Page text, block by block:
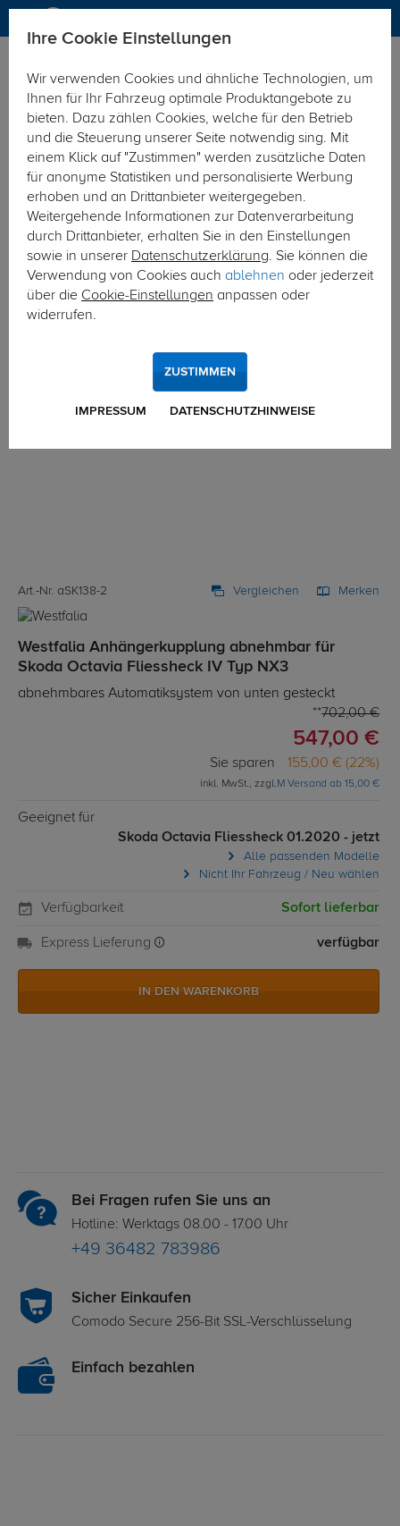
Hier geht's zur Fahrzeugübersicht: Skoda Octavia Fliessheck
Art.-Nr. aSK138-2 Vergleichen Merken
Westfalia Anhängerkupplung abnehmbar für
Skoda Octavia Fliessheck IV Typ NX3
abnehmbares Automatiksystem von unten gesteckt
702,00 €
547,00 €
Sie sparen 155,00 € (22%)
inkl. MwSt., zzgl.M Versand ab 15,00 €
Geeignet für
Skoda Octavia Fliessheck 01.2020 - jetzt
Alle passenden Modelle
Nicht Ihr Fahrzeug / Neu wählen
Verfügbarkeit Sofort lieferbar
Express Lieferung verfügbar
IN DEN WARENKORB
Bei Fragen rufen Sie uns an
Hotline: Werktags 08.00 - 17.00 Uhr
+49 36482 783986
Sicher Einkaufen
Comodo Secure 256-Bit SSL-Verschlüsselung
Einfach bezahlen
Ihre Cookie Einstellungen
Wir verwenden Cookies und ähnliche Technologien, um
Ihnen für Ihr Fahrzeug optimale Produktangebote zu
bieten. Dazu zählen Cookies, welche für den Betrieb
und die Steuerung unserer Seite notwendig sing. Mit
einem Klick auf "Zustimmen" werden zusätzliche Daten
für anonyme Statistiken und personalisierte Werbung
erhoben und an Drittanbieter weitergegeben.
Weitergehende Informationen zur Datenverarbeitung
durch Drittanbieter, erhalten Sie in den Einstellungen
sowie in unserer Datenschutzerklärung. Sie können die
Verwendung von Cookies auch ablehnen oder jederzeit
über die Cookie-Einstellungen anpassen oder
widerrufen.
IMPRESSUM DATENSCHUTZHINWEISE
ZUSTIMMEN